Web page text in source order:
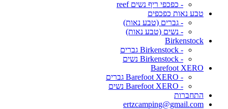
- כפכפי ריף נשים reef
טבע נאות כפכפים
- גברים (טבע נאות)
- נשים (טבע נאות)
Birkenstock
- Birkenstock גברים
- Birkenstock נשים
Barefoot XERO
- Barefoot XERO גברים
- Barefoot XERO נשים
התחברות
ertzcamping@gmail.com